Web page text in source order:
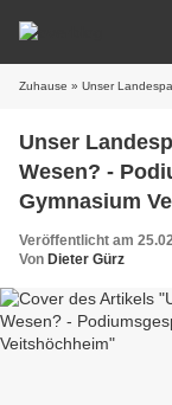
Zuhause » Unser Landesparlament
Unser
Wesen? -
Gymnasium
Veröffentlicht am
Von Dieter Gürz